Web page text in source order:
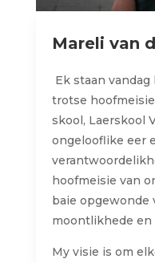
Mareli van
Ek staan vandag
trotse hoofmeisie
skool, Laerskool
ongelooflike eer
hoofmeisie van
baie opgewonde
moontlikhede en
My visie is om